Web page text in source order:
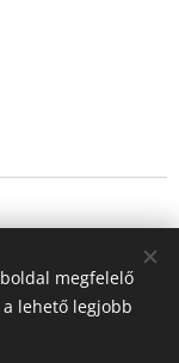
megfelelő
lehető legjobb